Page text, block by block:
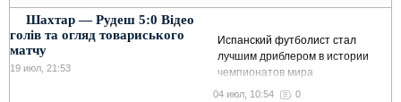
Шахтар — Рудеш 5:0 Відео
голів та огляд товариського
матчу
19 июл, 21:53
Испанский футболист стал
лучшим дриблером в истории
чемпионатов мира
04 июл, 10:54 0